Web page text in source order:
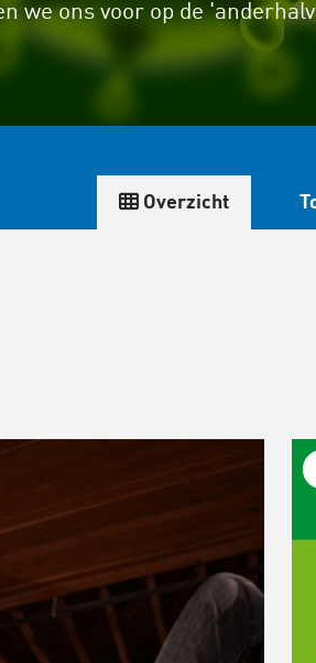
we ons voor op de
Overzicht